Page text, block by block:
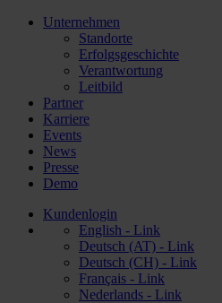
Unternehmen
Standorte
Erfolgsgeschichte
Verantwortung
Leitbild
Partner
Karriere
Events
News
Presse
Demo
Kundenlogin
English - Link
Deutsch (AT) - Link
Deutsch (CH) - Link
Français - Link
Nederlands - Link